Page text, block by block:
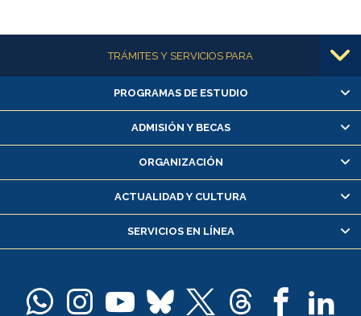
Más informaciónTRÁMITES Y SERVICIOS PARA
Alumnas/os y exalumnas/os
Matrícula en línea
Inscripción y cambio de asignaturas
Consulta y certificado de notas
Servicio médico y dental
Pago de arancel y crédito alumnos
Docentes
PROGRAMAS DE ESTUDIO
ADMISIÓN Y BECAS
ORGANIZACIÓN
ACTUALIDAD Y CULTURA
SERVICIOS EN LÍNEA